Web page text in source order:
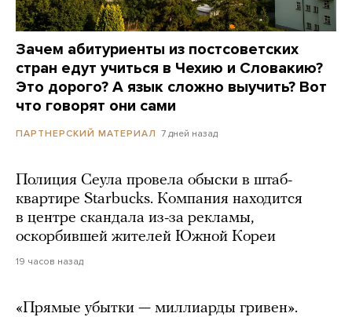
Зачем абитуриенты из постсоветских
стран едут учиться в Чехию и Словакию?
Это дорого? А язык сложно выучить? Вот
что говорят они сами
ПАРТНЕРСКИЙ МАТЕРИАЛ 7 дней назад
Полиция Сеула провела обыски в штаб-
квартире Starbucks. Компания находится
в центре скандала из-за рекламы,
оскорбившей жителей Южной Кореи
19 часов назад
«Прямые убытки — миллиарды гривен».